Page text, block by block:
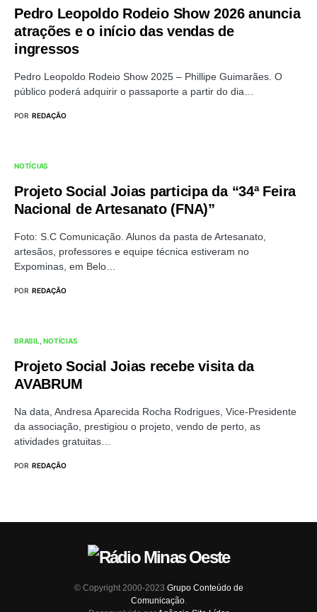
Pedro Leopoldo Rodeio Show 2026 anuncia
atrações e o início das vendas de
ingressos
Pedro Leopoldo Rodeio Show 2025 – Phillipe Guimarães. O
público poderá adquirir o passaporte a partir do dia…
POR REDAÇÃO
NOTÍCIAS
Projeto Social Joias participa da “34ª Feira
Nacional de Artesanato (FNA)”
Foto: S.C Comunicação. Alunos da pasta de Artesanato,
artesãos, professores e equipe técnica estiveram no
Expominas, em Belo…
POR REDAÇÃO
BRASIL NOTÍCIAS
Projeto Social Joias recebe visita da
AVABRUM
Na data, Andresa Aparecida Rocha Rodrigues, Vice-Presidente
da associação, prestigiou o projeto, vendo de perto, as
atividades gratuitas…
POR REDAÇÃO
© Copyright 2000-2023 Grupo Conteúdo de
Comunicação.